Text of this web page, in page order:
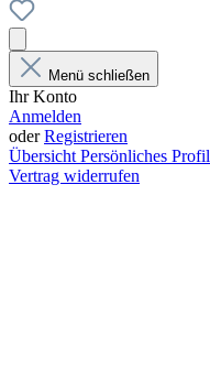
Menü schließen
Ihr Konto
Anmelden
oderRegistrieren
Übersicht Persönliches Profil
Vertrag widerrufen